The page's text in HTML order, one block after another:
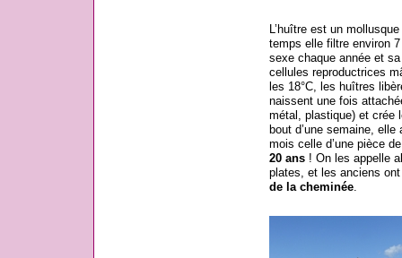
L’huître est un
temps elle filtre environ
sexe chaque année et
cellules reproductrices
les 18°C, les huîtres
naissent une fois
métal, plastique) et crée
bout d’une semaine, elle
mois celle d’une pièce
20 ans! On les appelle
plates, et les anciens
de la cheminée.